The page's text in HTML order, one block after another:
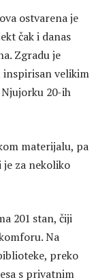
ostvarena je
čak i danas
Zgradu je
inspirisan velikim
20-ih
materijalu, pa
za nekoliko
201 stan, čiji
Na
preko
s privatnim